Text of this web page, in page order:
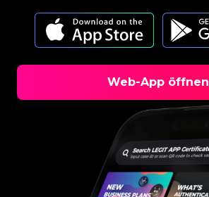
Web-App öffnen